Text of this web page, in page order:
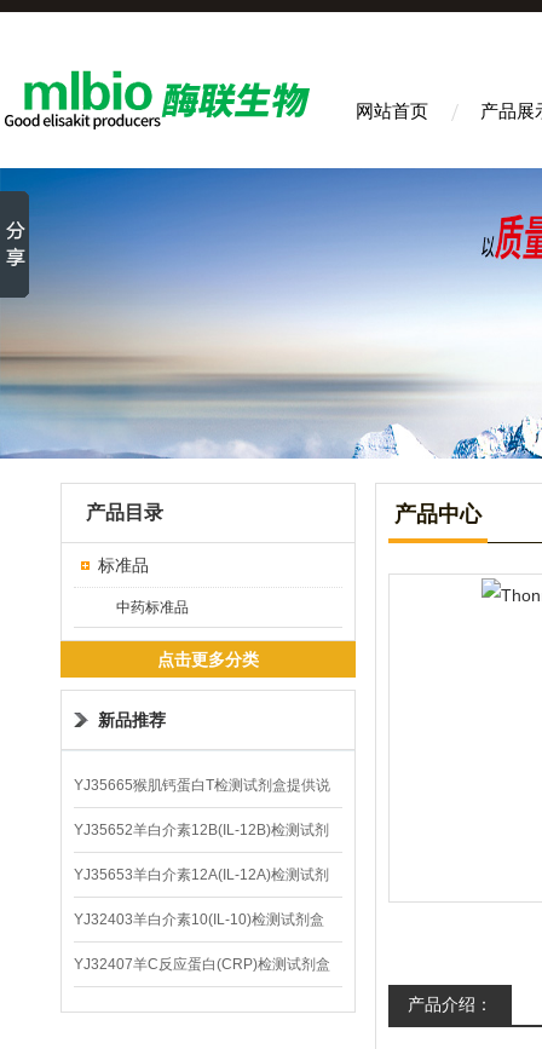
网站首页 产品展
产品目录
标准品
中药标准品
点击更多分类
新品推荐
YJ35665猴肌钙蛋白T检测试剂盒提供说
明书
YJ35652羊白介素12B(IL-12B)检测试剂
盒
YJ35653羊白介素12A(IL-12A)检测试剂
盒
YJ32403羊白介素10(IL-10)检测试剂盒
YJ32407羊C反应蛋白(CRP)检测试剂盒
产品中心
产品介绍：